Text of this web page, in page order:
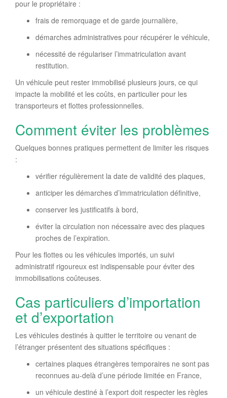
pour le propriétaire :
frais de remorquage et de garde journalière,
démarches administratives pour récupérer le véhicule,
nécessité de régulariser l’immatriculation avant
restitution.
Un véhicule peut rester immobilisé plusieurs jours, ce qui
impacte la mobilité et les coûts, en particulier pour les
transporteurs et flottes professionnelles.
Comment éviter les problèmes
Quelques bonnes pratiques permettent de limiter les risques
:
vérifier régulièrement la date de validité des plaques,
anticiper les démarches d’immatriculation définitive,
conserver les justificatifs à bord,
éviter la circulation non nécessaire avec des plaques
proches de l’expiration.
Pour les flottes ou les véhicules importés, un suivi
administratif rigoureux est indispensable pour éviter des
immobilisations coûteuses.
Cas particuliers d’importation
et d’exportation
Les véhicules destinés à quitter le territoire ou venant de
l’étranger présentent des situations spécifiques :
certaines plaques étrangères temporaires ne sont pas
reconnues au-delà d’une période limitée en France,
un véhicule destiné à l’export doit respecter les règles